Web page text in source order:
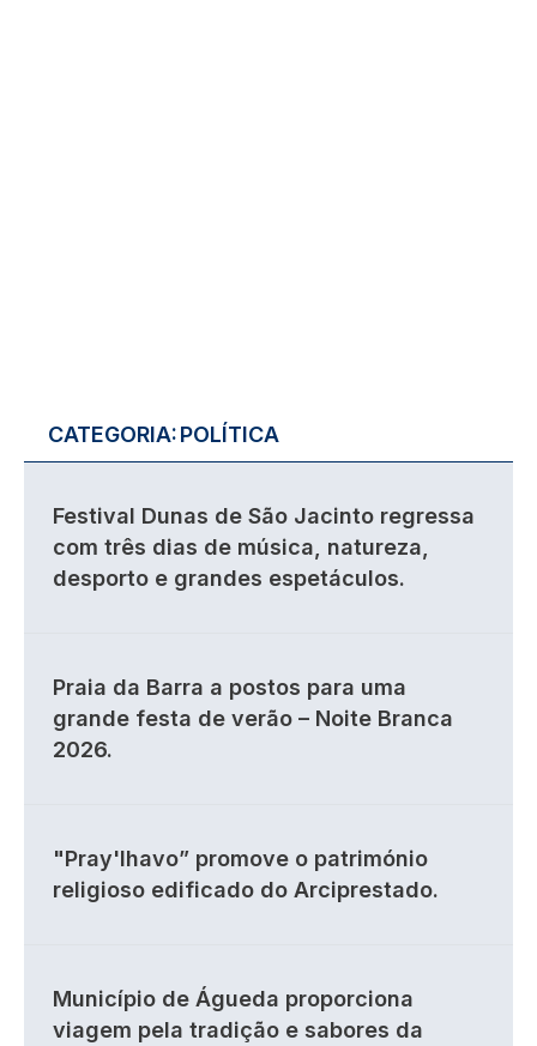
CATEGORIA:POLÍTICA
Festival Dunas de São Jacinto regressa
com três dias de música, natureza,
desporto e grandes espetáculos.
Praia da Barra a postos para uma
grande festa de verão – Noite Branca
2026.
"Pray'lhavo” promove o património
religioso edificado do Arciprestado.
Município de Águeda proporciona
viagem pela tradição e sabores da